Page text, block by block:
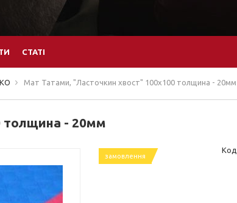
СТАТІ
Мат Татами, "Ласточкин хвост" 100х100 толщина - 20мм
толщина - 20мм
замовлення
Код